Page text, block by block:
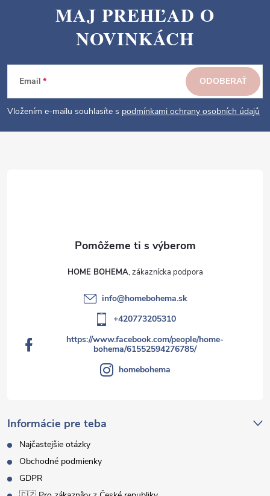
p
e
MAJ PREHĽAD O
NOVINKÁCH
Email
Vložením e-mailu souhlasíte s podmínkami ochrany osobních údajů
ODOBERAŤ
Informácie pre teba
Najčastejšie otázky
Obchodné podmienky
GDPR
HOME BOHEMA
info@homebohema.sk
+420773205310
https://www.facebook.com/people/home-
bohema/61552594276785/
homebohema